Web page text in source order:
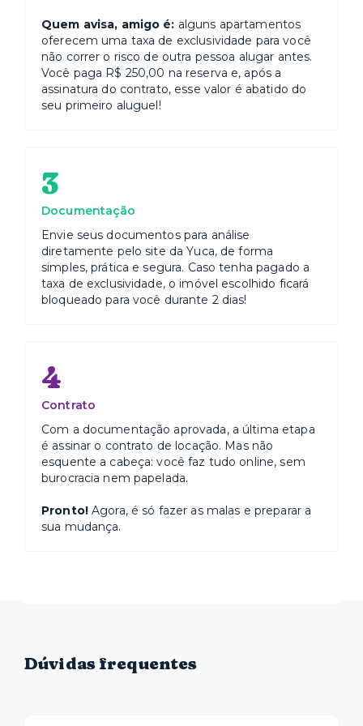
Quem avisa, amigo é: alguns apartamentos
oferecem uma taxa de exclusividade para você
não correr o risco de outra pessoa alugar antes.
Você paga R$ 250,00 na reserva e, após a
assinatura do contrato, esse valor é abatido do
seu primeiro aluguel!
3
Documentação
Envie seus documentos para análise
diretamente pelo site da Yuca, de forma
simples, prática e segura. Caso tenha pagado a
taxa de exclusividade, o imóvel escolhido ficará
bloqueado para você durante 2 dias!
4
Contrato
Com a documentação aprovada, a última etapa
é assinar o contrato de locação. Mas não
esquente a cabeça: você faz tudo online, sem
burocracia nem papelada.
Pronto!Agora, é só fazer as malas e preparar a
sua mudança.
Dúvidas frequentes